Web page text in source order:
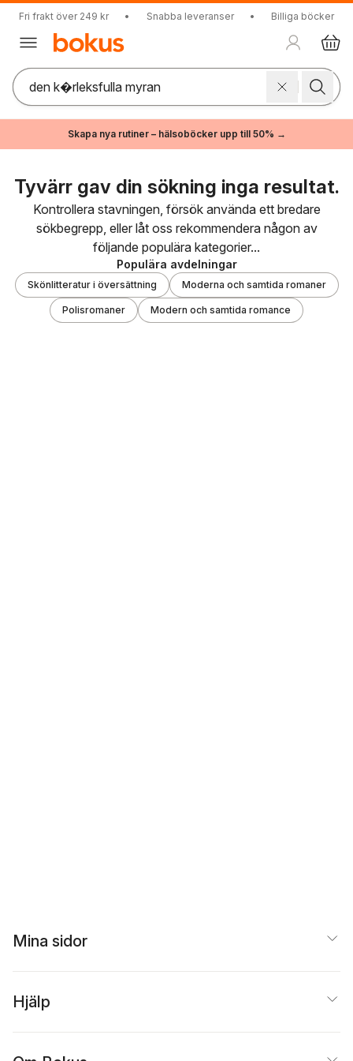
Fri frakt över 249 kr • Snabba leveranser • Billiga böcker
Skapa nya rutiner – hälsoböcker upp till 50% →
Tyvärr gav din sökning inga resultat.
Kontrollera stavningen, försök använda ett bredare
sökbegrepp, eller låt oss rekommendera någon av
följande populära kategorier...
Populära avdelningar
Skönlitteratur i översättning Moderna och samtida romaner
Polisromaner Modern och samtida romance
Mina sidor
Hjälp